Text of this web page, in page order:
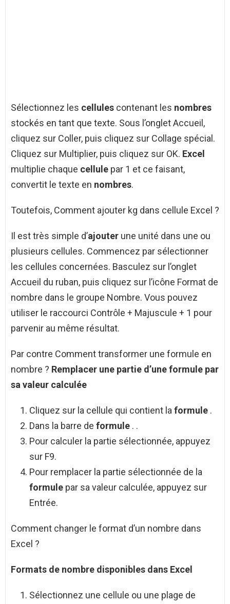
Sélectionnez les cellules contenant les nombres
stockés en tant que texte. Sous l’onglet Accueil,
cliquez sur Coller, puis cliquez sur Collage spécial.
Cliquez sur Multiplier, puis cliquez sur OK. Excel
multiplie chaque cellule par 1 et ce faisant,
convertit le texte en nombres.
Toutefois, Comment ajouter kg dans cellule Excel ?
Il est très simple d’ajouter une unité dans une ou
plusieurs cellules. Commencez par sélectionner
les cellules concernées. Basculez sur l’onglet
Accueil du ruban, puis cliquez sur l’icône Format de
nombre dans le groupe Nombre. Vous pouvez
utiliser le raccourci Contrôle + Majuscule + 1 pour
parvenir au même résultat.
Par contre Comment transformer une formule en
nombre ? Remplacer une partie d’uneformule par
sa valeur calculée
Cliquez sur la cellule qui contient la formule .
Dans la barre de formule . .
Pour calculer la partie sélectionnée, appuyez
sur F9.
Pour remplacer la partie sélectionnée de la
formule par sa valeur calculée, appuyez sur
Entrée.
Comment changer le format d’un nombre dans
Excel ?
Formats de nombre disponibles dans Excel
Sélectionnez une cellule ou une plage de